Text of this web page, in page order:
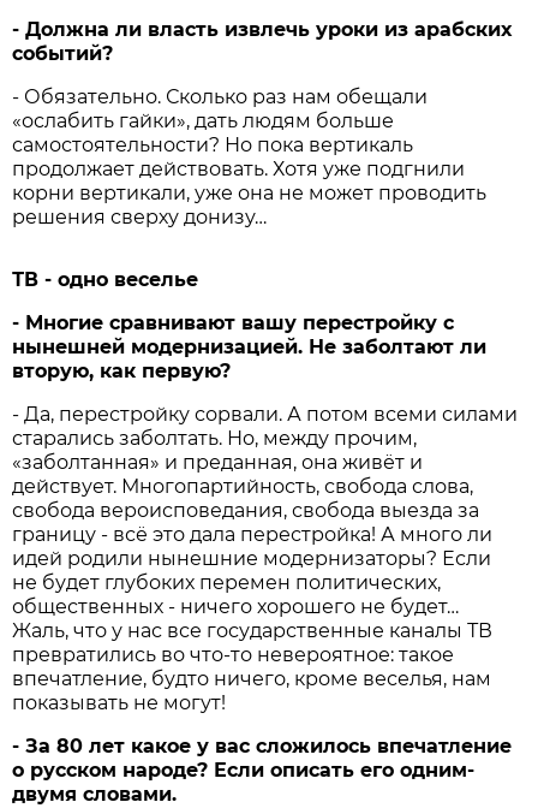
-Должнали власть извлечьуроки изарабских
событий?
- Обязательно. Сколько раз нам обещали
«ослабить гайки», дать людям больше
самостоятельности? Но пока вертикаль
продолжает действовать. Хотя уже подгнили
корни вертикали, уже она не может проводить
решения сверху донизу…
ТВ - одно веселье
- Многиесравнивают вашу перестройкус
нынешней модернизацией. Незаболтаютли
вторую, как первую?
- Да, перестройку сорвали. А потом всеми силами
старались заболтать. Но, между прочим,
«заболтанная» и преданная, она живёт и
действует. Многопартийность, свобода слова,
свобода вероисповедания, свобода выезда за
границу - всё это дала перестройка! А много ли
идей родили нынешние модернизаторы? Если
не будет глубоких перемен политических,
общественных - ничего хорошего не будет…
Жаль, что у нас все государственные каналы ТВ
превратились во что-то невероятное: такое
впечатление, будто ничего, кроме веселья, нам
показывать не могут!
-За 80лет какоеу вассложилось впечатление
о русском народе? Еслиописатьегоодним-
двумясловами.